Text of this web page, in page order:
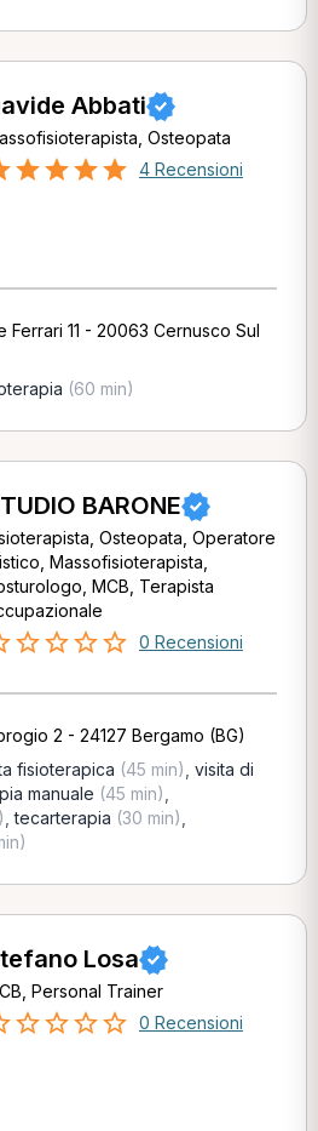
Abbati
Osteopata
4 Recensioni
Ferrari 11 - 20063 Cernusco Sul
(60 min)
BARONE
Osteopata, Operatore
Massofisioterapista,
MCB, Terapista
0 Recensioni
2 - 24127 Bergamo (BG)
fisioterapica (45 min) visita di
manuale (45 min)
,tecarterapia (30 min)
Losa
Personal Trainer
0 Recensioni